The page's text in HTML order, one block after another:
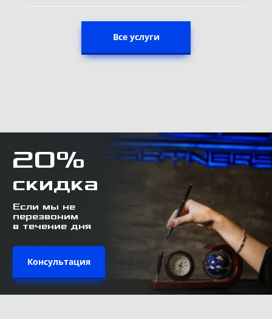
Все услуги
20%
скидка
Если мы не
перезвоним
в течение дня
Консультация